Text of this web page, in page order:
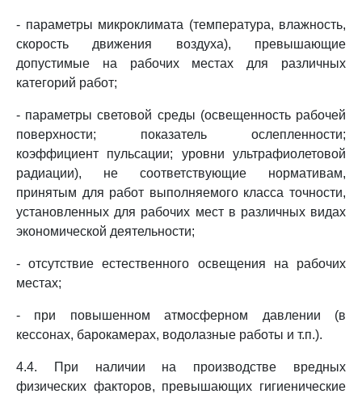
- параметры микроклимата (температура, влажность,
скорость движения воздуха), превышающие
допустимые на рабочих местах для различных
категорий работ;
- параметры световой среды (освещенность рабочей
поверхности; показатель ослепленности;
коэффициент пульсации; уровни ультрафиолетовой
радиации), не соответствующие нормативам,
принятым для работ выполняемого класса точности,
установленных для рабочих мест в различных видах
экономической деятельности;
- отсутствие естественного освещения на рабочих
местах;
- при повышенном атмосферном давлении (в
кессонах, барокамерах, водолазные работы и т.п.).
4.4. При наличии на производстве вредных
физических факторов, превышающих гигиенические